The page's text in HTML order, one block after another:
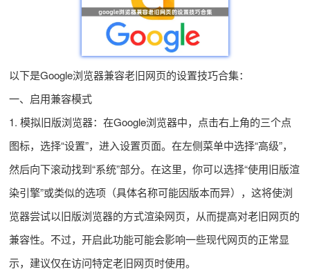
以下是Google浏览器兼容老旧网页的设置技巧合集：
一、启用兼容模式
1. 模拟旧版浏览器：在Google浏览器中，点击右上角的三个点
图标，选择“设置”，进入设置页面。在左侧菜单中选择“高级”，
然后向下滚动找到“系统”部分。在这里，你可以选择“使用旧版渲
染引擎”或类似的选项（具体名称可能因版本而异），这将使浏
览器尝试以旧版浏览器的方式渲染网页，从而提高对老旧网页的
兼容性。不过，开启此功能可能会影响一些现代网页的正常显
示，建议仅在访问特定老旧网页时使用。